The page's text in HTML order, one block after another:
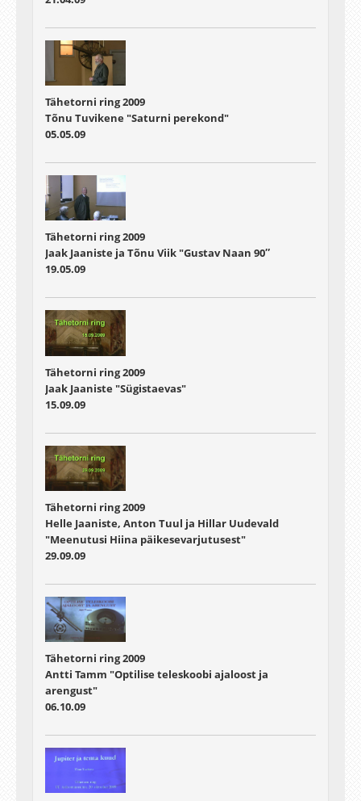
Tähetorni ring 2009
Tõnu Tuvikene "Saturni perekond"
05.05.09
Tähetorni ring 2009
Jaak Jaaniste ja Tõnu Viik "Gustav Naan 90″
19.05.09
Tähetorni ring 2009
Jaak Jaaniste "Sügistaevas"
15.09.09
Tähetorni ring 2009
Helle Jaaniste, Anton Tuul ja Hillar Uudevald
"Meenutusi Hiina päikesevarjutusest"
29.09.09
Tähetorni ring 2009
Antti Tamm "Optilise teleskoobi ajaloost ja
arengust"
06.10.09